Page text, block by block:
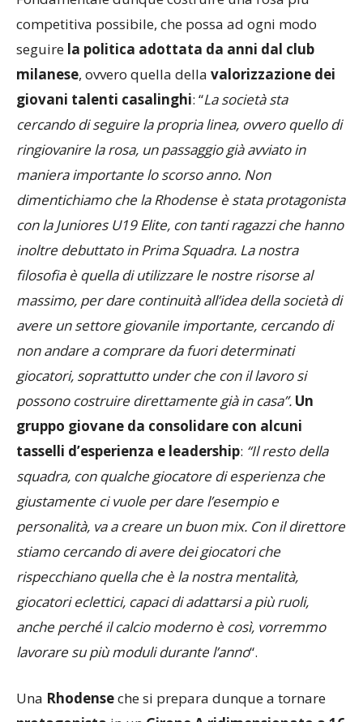
seguirela politica adottata da anni dal club
milanese, ovvero quella dellavalorizzazione dei
giovani talenti casalinghi: “La società sta
cercando di seguire la propria linea, ovvero quello di
ringiovanire la rosa, un passaggio già avviato in
maniera importante lo scorso anno. Non
dimentichiamo che la Rhodense è stata protagonista
con la Juniores U19 Elite, con tanti ragazzi che hanno
inoltre debuttato in Prima Squadra. La nostra
filosofia è quella di utilizzare le nostre risorse al
massimo, per dare continuità all’idea della società di
avere un settore giovanile importante, cercando di
non andare a comprare da fuori determinati
giocatori, soprattutto under che con il lavoro si
possono costruire direttamente già in casa”. Un
gruppo giovane da consolidare con alcuni
tasselli d’esperienza e leadership:“Il resto della
squadra, con qualche giocatore di esperienza che
giustamente ci vuole per dare l’esempio e
personalità, va a creare un buon mix. Con il direttore
stiamo cercando di avere dei giocatori che
rispecchiano quella che è la nostra mentalità,
giocatori eclettici, capaci di adattarsi a più ruoli,
anche perché il calcio moderno è così, vorremmo
lavorare su più moduli durante l’anno“.
protagonistain unGirone A ridimensionato a 16